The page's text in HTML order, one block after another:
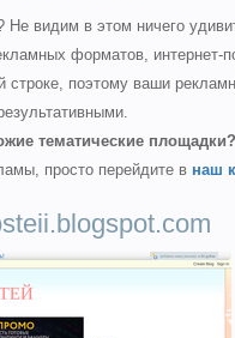
видим в этом ничего
форматов, интернет-
строке, поэтому ваши
тематические площадки?
просто перейдите в наш